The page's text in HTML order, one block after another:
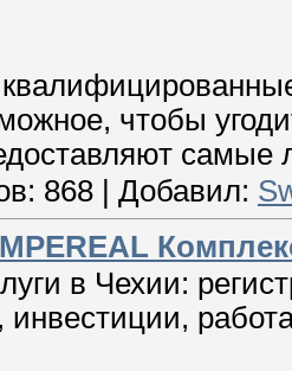
чтобы
самые
868 | Добавил:
в Чехии:
инвестиции,